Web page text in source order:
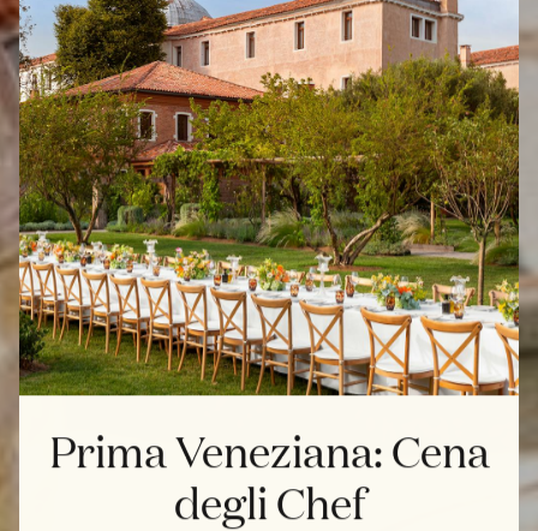
Prima Veneziana: Cena
degli Chef